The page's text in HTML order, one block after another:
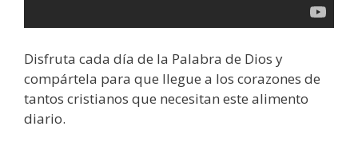
Disfruta cada día de la Palabra de Dios y
compártela para que llegue a los corazones de
tantos cristianos que necesitan este alimento
diario.